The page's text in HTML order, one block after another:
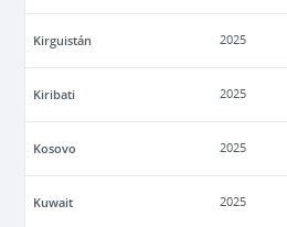
Kirguistán 2025
Kiribati 2025
Kosovo 2025
Kuwait 2025